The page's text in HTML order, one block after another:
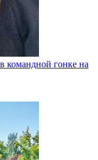
командной гонке на